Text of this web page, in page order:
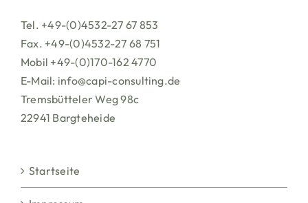
Tel. +49-(0)4532-27 67 853
Fax. +49-(0)4532-27 68 751
Mobil +49-(0)170-162 4770
E-Mail: info@capi-consulting.de
Tremsbütteler Weg 98c
22941 Bargteheide
Startseite